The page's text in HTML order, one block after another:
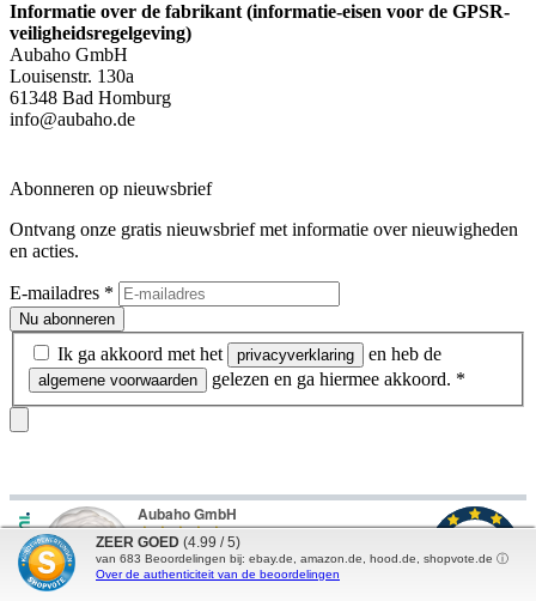
Informatie over de fabrikant (informatie-eisen voor de GPSR-
veiligheidsregelgeving)
Aubaho GmbH
Louisenstr. 130a
61348 Bad Homburg
info@aubaho.de
Abonneren op nieuwsbrief
Ontvang onze gratis nieuwsbrief met informatie over nieuwigheden
en acties.
E-mailadres *
Nu abonneren
Ik ga akkoord met het privacyverklaring en heb de
algemene voorwaarden gelezen en ga hiermee akkoord. *
ZEER GOED (4.99 / 5)
van 683 Beoordelingen bij: ebay.de, amazon.de, hood.de, shopvote.de ⓘ
Over de authenticiteit van de beoordelingen